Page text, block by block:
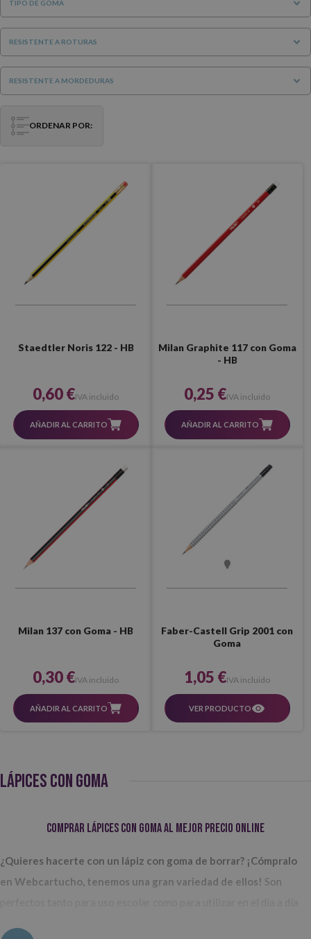
TIPO DE GOMA
RESISTENTE A ROTURAS
RESISTENTE A MORDEDURAS
ORDENAR POR:
Staedtler Noris 122 - HB
0,60 €IVA incluido
AÑADIR AL CARRITO
Milan Graphite 117 con Goma
- HB
0,25 €IVA incluido
AÑADIR AL CARRITO
Milan 137 con Goma - HB
0,30 €IVA incluido
AÑADIR AL CARRITO
Faber-Castell Grip 2001 con
Goma
1,05 €IVA incluido
VER PRODUCTO
LÁPICES CON GOMA
Comprar lápices con goma al mejor precio online
¿Quieres hacerte con un lápiz con goma de borrar? ¡Cómpralo
en Webcartucho, tenemos una gran variedad de ellos! Son